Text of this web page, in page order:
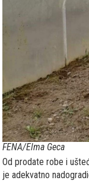
FENA/Elma Geca
Od prodate robe i
je adekvatno